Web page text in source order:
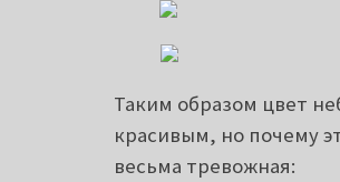
Таким образом цвет
красивым, но почему
весьма тревожная: